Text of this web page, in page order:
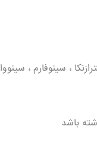
، سینوفارم ،